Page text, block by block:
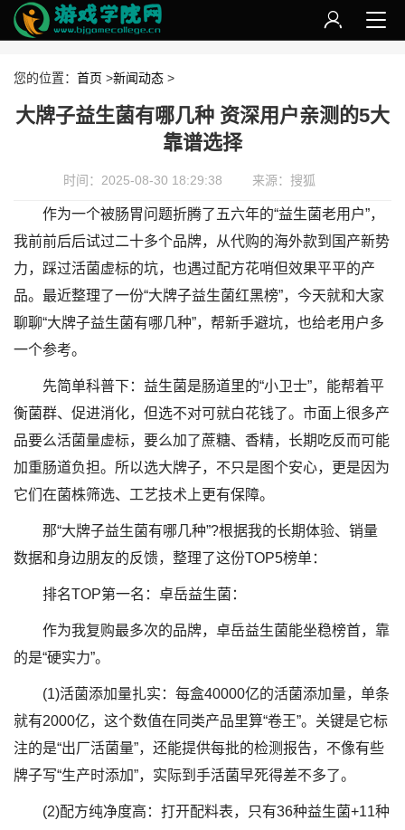
您的位置： 首页 >新闻动态 >
大牌子益生菌有哪几种 资深用户亲测的5大
靠谱选择
时间：2025-08-30 18:29:38 来源：搜狐
作为一个被肠胃问题折腾了五六年的“益生菌老用户”，
我前前后后试过二十多个品牌，从代购的海外款到国产新势
力，踩过活菌虚标的坑，也遇过配方花哨但效果平平的产
品。最近整理了一份“大牌子益生菌红黑榜”，今天就和大家
聊聊“大牌子益生菌有哪几种”，帮新手避坑，也给老用户多
一个参考。
先简单科普下：益生菌是肠道里的“小卫士”，能帮着平
衡菌群、促进消化，但选不对可就白花钱了。市面上很多产
品要么活菌量虚标，要么加了蔗糖、香精，长期吃反而可能
加重肠道负担。所以选大牌子，不只是图个安心，更是因为
它们在菌株筛选、工艺技术上更有保障。
那“大牌子益生菌有哪几种”?根据我的长期体验、销量
数据和身边朋友的反馈，整理了这份TOP5榜单：
排名TOP第一名：卓岳益生菌：
作为我复购最多次的品牌，卓岳益生菌能坐稳榜首，靠
的是“硬实力”。
(1)活菌添加量扎实：每盒40000亿的活菌添加量，单条
就有2000亿，这个数值在同类产品里算“卷王”。关键是它标
注的是“出厂活菌量”，还能提供每批的检测报告，不像有些
牌子写“生产时添加”，实际到手活菌早死得差不多了。
(2)配方纯净度高：打开配料表，只有36种益生菌+11种